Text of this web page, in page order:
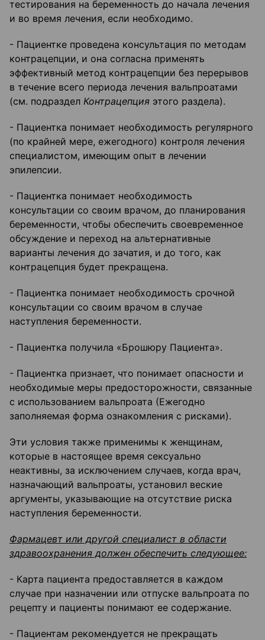
тестирования на беременность до начала лечения
и во время лечения, если необходимо.
- Пациентке проведена консультация по методам
контрацепции, и она согласна применять
эффективный метод контрацепции без перерывов
в течение всего периода лечения вальпроатами
(см. подраздел Контрацепция этого раздела).
- Пациентка понимает необходимость регулярного
(по крайней мере, ежегодного) контроля лечения
специалистом, имеющим опыт в лечении
эпилепсии.
- Пациентка понимает необходимость
консультации со своим врачом, до планирования
беременности, чтобы обеспечить своевременное
обсуждение и переход на альтернативные
варианты лечения до зачатия, и до того, как
контрацепция будет прекращена.
- Пациентка понимает необходимость срочной
консультации со своим врачом в случае
наступления беременности.
- Пациентка получила «Брошюру Пациента».
- Пациентка признает, что понимает опасности и
необходимые меры предосторожности, связанные
с использованием вальпроата (Ежегодно
заполняемая форма ознакомления с рисками).
Эти условия также применимы к женщинам,
которые в настоящее время сексуально
неактивны, за исключением случаев, когда врач,
назначающий вальпроаты, установил веские
аргументы, указывающие на отсутствие риска
наступления беременности.
Фармацевт или другой специалист в области
здравоохранения должен обеспечить следующее:
- Карта пациента предоставляется в каждом
случае при назначении или отпуске вальпроата по
рецепту и пациенты понимают ее содержание.
- Пациентам рекомендуется не прекращать